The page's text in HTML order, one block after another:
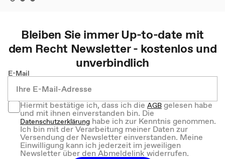
Bleiben Sie immer Up-to-date mit
dem Recht Newsletter - kostenlos und
unverbindlich
E-Mail
Hiermit bestätige ich, dass ich dieAGBgelesen habe
und mit ihnen einverstanden bin. Die
Datenschutzerklärung habe ich zur Kenntnis genommen.
Ich bin mit der Verarbeitung meiner Daten zur
Versendung der Newsletter einverstanden. Meine
Einwilligung kann ich jederzeit im jeweiligen
Newsletter über den Abmeldelink widerrufen.